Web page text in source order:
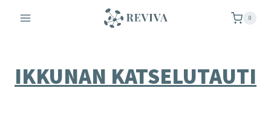
sisältöön
0
IKKUNAN KATSELUTAUTI